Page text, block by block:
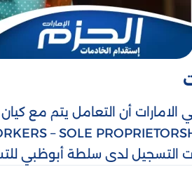
الامارات أن التعامل يتم
التسجيل لدى سلطة أبوظبي